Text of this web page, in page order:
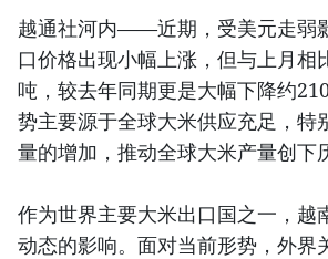
越通社河内——近期，受美元走弱
口价格出现小幅上涨，但与上月相
吨，较去年同期更是大幅下降约
势主要源于全球大米供应充足，特
量的增加，推动全球大米产量创下
作为世界主要大米出口国之一，越
动态的影响。面对当前形势，外界